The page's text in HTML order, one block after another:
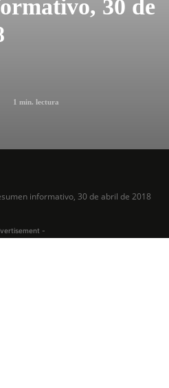
30 de
1 min. lectura
informativo, 30 de abril de 2018
-